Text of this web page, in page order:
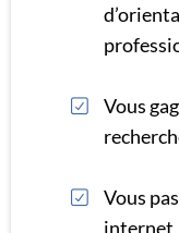
Vous
Vous
internet,